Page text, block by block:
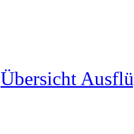
Übersicht